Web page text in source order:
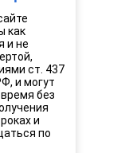
как
и не
ст. 437
и могут
без
и
по